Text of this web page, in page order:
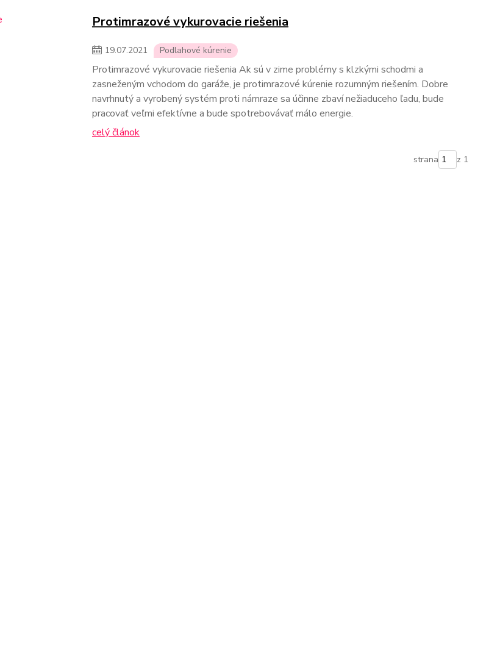
Protimrazové vykurovacie riešenia
19.07.2021 Podlahové kúrenie
Protimrazové vykurovacie riešenia Ak sú v zime problémy s klzkými schodmi a
zasneženým vchodom do garáže, je protimrazové kúrenie rozumným riešením. Dobre
navrhnutý a vyrobený systém proti námraze sa účinne zbaví nežiaduceho ľadu, bude
pracovať veľmi efektívne a bude spotrebovávať málo energie.
celý článok
strana z 1